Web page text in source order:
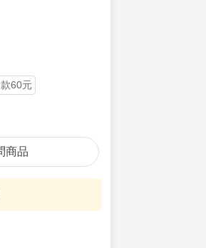
60元
商品